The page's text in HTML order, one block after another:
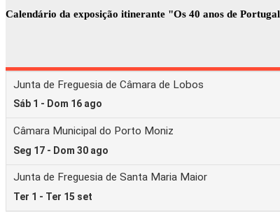
Calendário da exposição itinerante "Os 40 anos de